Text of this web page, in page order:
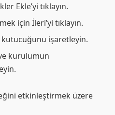
Ekle’yi tıklayın.
için İleri’yi tıklayın.
kutucuğunu işaretleyin.
kurulumun
etkinleştirmek üzere